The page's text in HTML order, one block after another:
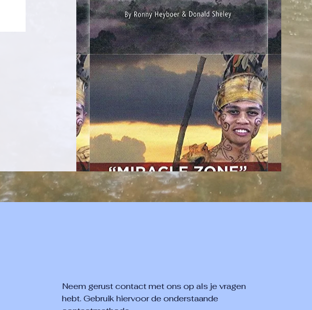
Neem gerust contact met ons op als je vragen
hebt. Gebruik hiervoor de onderstaande